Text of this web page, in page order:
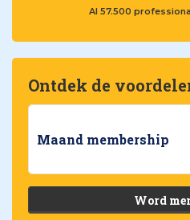
Al 57.500
Ontdek de
Maand membership
Word